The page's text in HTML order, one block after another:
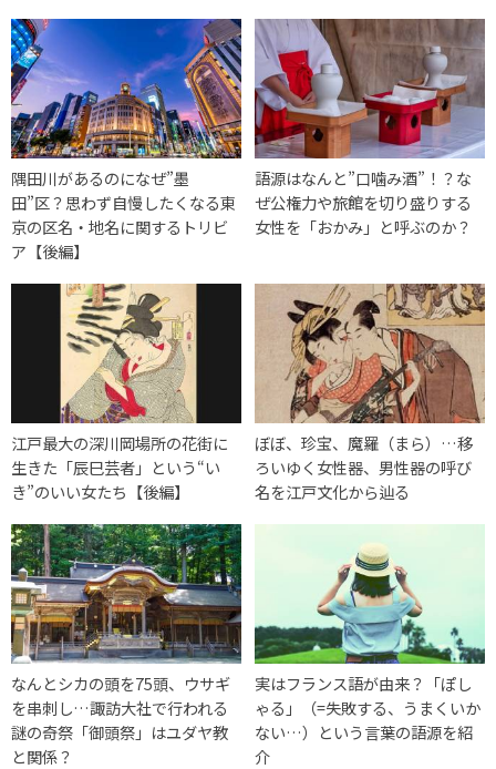
隅田川があるのになぜ”墨
田”区？思わず自慢したくなる東
京の区名・地名に関するトリビ
ア【後編】
語源はなんと”口噛み酒”！？な
ぜ公権力や旅館を切り盛りする
女性を「おかみ」と呼ぶのか？
江戸最大の深川岡場所の花街に
生きた「辰巳芸者」という“い
き”のいい女たち【後編】
ぼぼ、珍宝、魔羅（まら）…移
ろいゆく女性器、男性器の呼び
名を江戸文化から辿る
なんとシカの頭を75頭、ウサギ
を串刺し…諏訪大社で行われる
謎の奇祭「御頭祭」はユダヤ教
と関係？
実はフランス語が由来？「ぽし
ゃる」（=失敗する、うまくいか
ない…）という言葉の語源を紹
介